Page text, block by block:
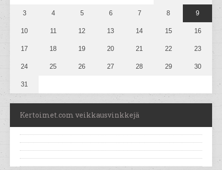
3 4 5 6 7 8 9
10 11 12 13 14 15 16
17 18 19 20 21 22 23
24 25 26 27 28 29 30
31
Kertoimet.com veikkausvinkkejä